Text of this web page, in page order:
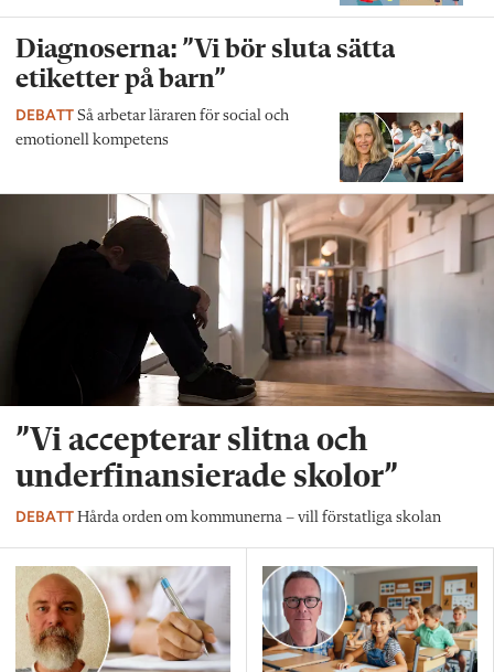
Diagnoserna: ”Vi bör sluta sätta
etiketter på barn”
DEBATT Så arbetar läraren för social och
emotionell kompetens
”Vi accepterar slitna och
underfinansierade skolor”
DEBATT Hårda orden om kommunerna – vill förstatliga skolan